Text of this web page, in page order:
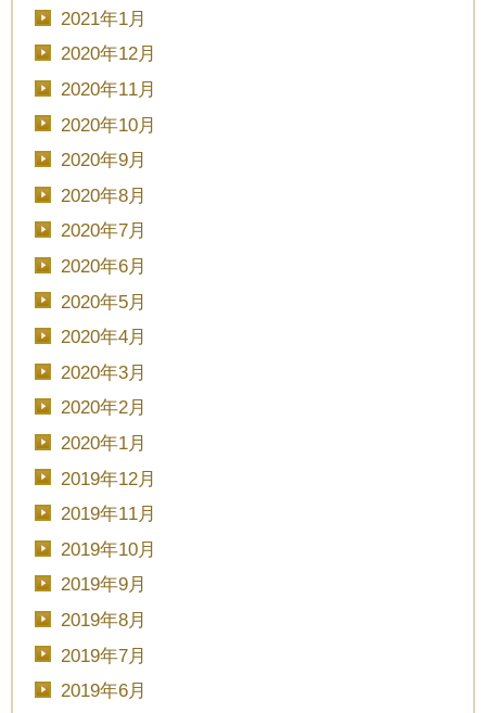
2021年1月
2020年12月
2020年11月
2020年10月
2020年9月
2020年8月
2020年7月
2020年6月
2020年5月
2020年4月
2020年3月
2020年2月
2020年1月
2019年12月
2019年11月
2019年10月
2019年9月
2019年8月
2019年7月
2019年6月
時間を選択してください
■■■タイトル■■■
TEL.0120-117-548